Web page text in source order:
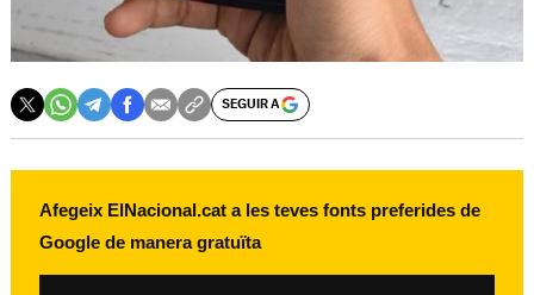
SEGUIR A
Afegeix ElNacional.cat a les teves fonts preferides de
Google de manera gratuïta